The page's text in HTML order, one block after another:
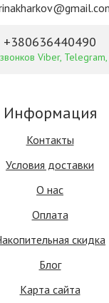
+380636440490
Viber,
Информация
Контакты
Условия доставки
О нас
Оплата
скидка
Блог
Карта сайта